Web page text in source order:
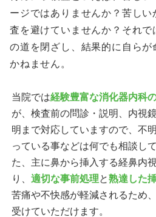
ージではありませんか？苦しい
査を避けていませんか？それで
の道を閉ざし、結果的に自らが
かねません。
当院では経験豊富な消化器内科
が、検査前の問診・説明、内視
明まで対応していますので、不
っている事などは何でも相談し
た、主に鼻から挿入する経鼻内
り、 適切な事前処理と熟達した
苦痛や不快感が軽減されるため
受けていただけます。